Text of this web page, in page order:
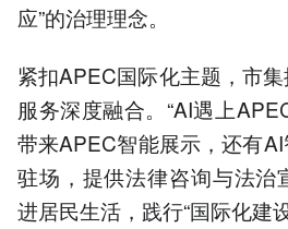
应”的治理理念。
紧扣APEC国际化主题，市
服务深度融合。“AI遇上
带来APEC智能展示，还有
驻场，提供法律咨询与法治
进居民生活，践行“国际化建